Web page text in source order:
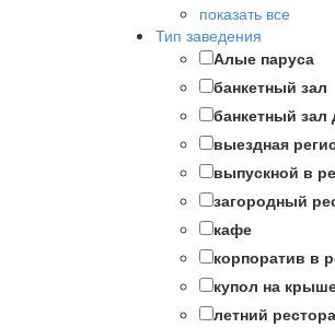
показать все
Тип заведения
Алые паруса
банкетный зал
банкетный
выездная
выпускной в
загородный
кафе
корпоратив в
купол на
летний